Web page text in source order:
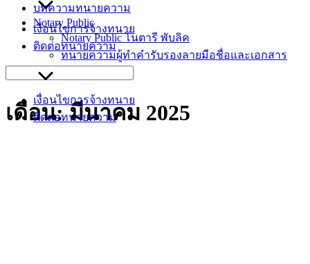
บทความทนายความ
Notary Public
Notary Public โนตารี พับลิค
ทนายความผู้ทำคำรับรองลายมือชื่อและเอกสาร
เงื่อนไขการจ้างทนาย
ติดต่อทนายความ
เงื่อนไขการจ้างทนาย
ติดต่อทนายความ
for:
เดือน:มีนาคม 2025